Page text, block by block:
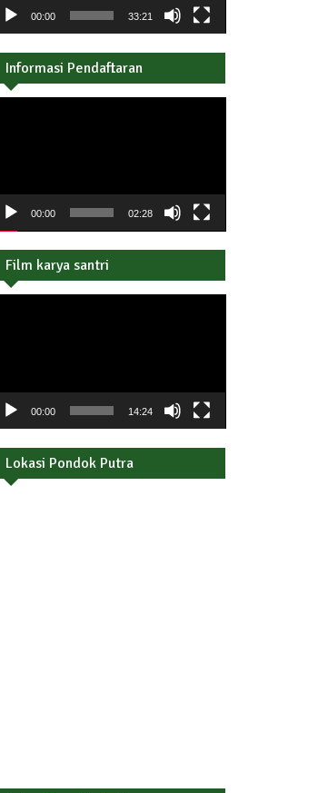
00:00 33:21
Informasi Pendaftaran
00:00 02:28
Film karya santri
00:00 14:24
Lokasi Pondok Putra